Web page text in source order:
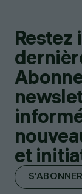
Restez
et
S'ABONNER